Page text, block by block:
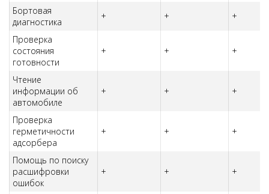
Бортовая
диагностика
+ + +
Проверка
состояния
готовности
+ + +
Чтение
информации об
автомобиле
+ + +
Проверка
герметичности
адсорбера
+ + +
Помощь по поиску
расшифровки
ошибок
+ + +